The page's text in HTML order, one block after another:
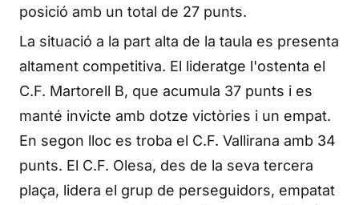
posició amb un total de 27 punts.
La situació a la part alta de la taula es presenta
altament competitiva. El lideratge l'ostenta el
C.F. Martorell B, que acumula 37 punts i es
manté invicte amb dotze victòries i un empat.
En segon lloc es troba el C.F. Vallirana amb 34
punts. El C.F. Olesa, des de la seva tercera
plaça, lidera el grup de perseguidors, empatat